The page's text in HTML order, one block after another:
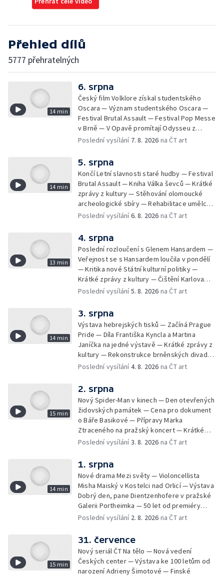
Přehled dílů
5777 přehratelných
14 min
6. srpna
Český film Volklore získal studentského
Oscara — Význam studentského Oscara —
Festival Brutal Assault — Festival Pop Messe
v Brně — V Opavě promítají Odysseu z
filmového pásu
Poslední vysílání 7. 8. 2026 na ČT art
14 min
5. srpna
Končí Letní slavnosti staré hudby — Festival
Brutal Assault — Kniha Válka ševců — Krátké
zprávy z kultury — Stěhování olomoucké
archeologické sbíry — Rehabilitace umělce
Milana Knížáka — Trailer na film Osamělý vlk
Poslední vysílání6. 8. 2026 na ČT art
13 min
4. srpna
Poslední rozloučení s Glenem Hansardem —
Veřejnost se s Hansardem loučila v pondělí
— Kritika nové Státní kulturní politiky —
Krátké zprávy z kultury — Čištění Karlova
mostu — Archeologický výzkum na
neslyšící
Poslední vysílání5. 8. 2026 na ČT art
14 min
3. srpna
Výstava hebrejských tisků — Začíná Prague
Pride — Díla Františka Kyncla a Martina
Janíčka na jedné výstavě — Krátké zprávy z
kultury — Rekonstrukce brněnských divadel
— Budoucnost Knihovny Václava Havla —
Kulturní tipy
Poslední vysílání4. 8. 2026 na ČT art
15 min
2. srpna
Nový Spider-Man v kinech — Den otevřených
židovských památek — Cena pro dokument
o Báře Basikové — Přípravy Marka
Ztraceného na pražský koncert — Krátké
zprávy z kultury — Nález historických
Poslední vysílání3. 8. 2026 na ČT art
14 min
1. srpna
Nové drama Mezi světy — Violoncellista
Misha Maiský v Kostelci nad Orlicí — Výstava
Dobrý den, pane Dientzenhofere v pražské
Galerii Portheimka — 50 let od premiéry
filmu Na samotě u lesa — Krátké zprávy z
Mercury
Poslední vysílání 2. 8. 2026 na ČT art
15 min
31. července
Nový seriál ČT Na tělo — Nová vedení
Českých center — Výstava ke 100 letům od
narození Adrieny Šimotové — Finské